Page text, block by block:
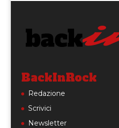
BackInRock
Redazione
Scrivici
Newsletter